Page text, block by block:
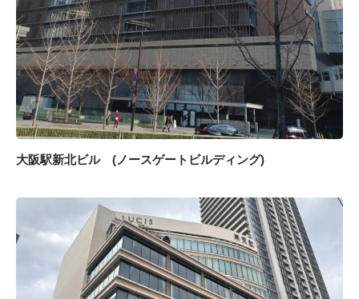
大阪駅新北ビル (ノースゲートビルディング)